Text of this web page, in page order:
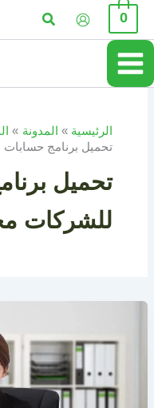
تخطي
المحتوى
0 البحث
الرئيسية المدونة
تحميل برنامج حسابات
تحميل
للشركات